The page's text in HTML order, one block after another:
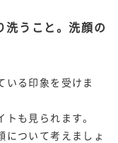
洗うこと。洗顔の
いる印象を受けま
も見られます。
について考えましょ